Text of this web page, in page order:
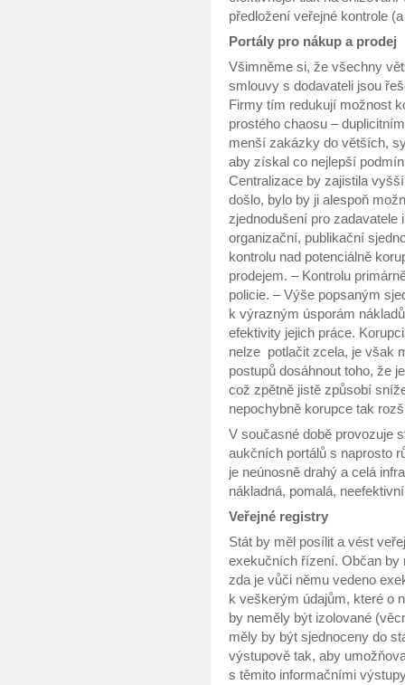
předložení veřejné kontrole
Portály pro nákup a prodej
Všimněme si, že všechny
smlouvy s dodavateli jsou
Firmy tím redukují možnost
prostého chaosu –
menší zakázky do větších,
aby získal co nejlepší
Centralizace by zajistila
došlo, bylo by ji alespoň
zjednodušení pro zadavatele
organizační, publikační
kontrolu nad potenciálně
prodejem. – Kontrolu
policie. – Výše popsaným
k výrazným úsporám
efektivity jejich práce.
nelze potlačit zcela, je však
postupů dosáhnout toho, že
což zpětně jistě způsobí
nepochybně korupce tak
V současné době provozuje
aukčních portálů s naprosto
je neúnosně drahý a celá
nákladná, pomalá,
Veřejné registry
Stát by měl posílit a vést
exekučních řízení. Občan by
zda je vůči němu vedeno
k veškerým údajům, které o
by neměly být izolované
měly by být sjednoceny do
výstupově tak, aby
s těmito informačními